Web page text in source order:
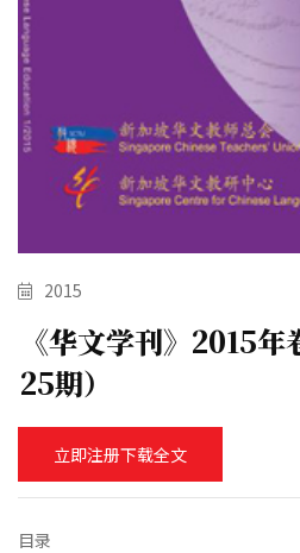
2015
《华文学刊》2015
25期）
立即注册下载全文
目录